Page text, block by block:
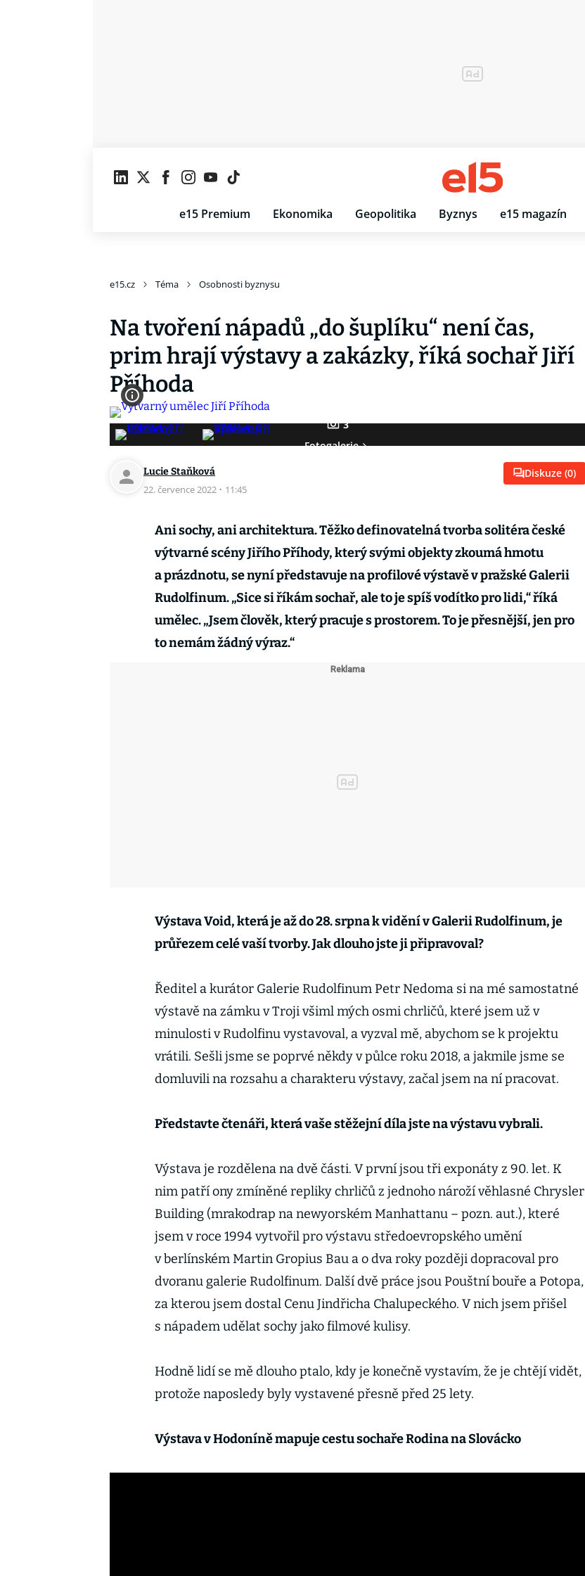
e15 Premium Ekonomika Geopolitika Byznys e15 magazín
e15.cz Téma Osobnosti byznysu
Na tvoření nápadů „do šuplíku“ není čas,
prim hrají výstavy a zakázky, říká sochař Jiří
Příhoda
3
Fotogalerie
Lucie Staňková
22. července 2022 · 11:45
Diskuze (0)
Ani sochy, ani architektura. Těžko definovatelná tvorba solitéra české
výtvarné scény Jiřího Příhody, který svými objekty zkoumá hmotu
a prázdnotu, se nyní představuje na profilové výstavě v pražské Galerii
Rudolfinum. „Sice si říkám sochař, ale to je spíš vodítko pro lidi,“ říká
umělec. „Jsem člověk, který pracuje s prostorem. To je přesnější, jen pro
to nemám žádný výraz.“
Výstava Void, která je až do 28. srpna k vidění v Galerii Rudolfinum, je
průřezem celé vaší tvorby. Jak dlouho jste ji připravoval?
Ředitel a kurátor Galerie Rudolfinum Petr Nedoma si na mé samostatné
výstavě na zámku v Troji všiml mých osmi chrličů, které jsem už v
minulosti v Rudolfinu vystavoval, a vyzval mě, abychom se k projektu
vrátili. Sešli jsme se poprvé někdy v půlce roku 2018, a jakmile jsme se
domluvili na rozsahu a charakteru výstavy, začal jsem na ní pracovat.
Představte čtenáři, která vaše stěžejní díla jste na výstavu vybrali.
Výstava je rozdělena na dvě části. V první jsou tři exponáty z 90. let. K
nim patří ony zmíněné repliky chrličů z jednoho nároží věhlasné Chrysler
Building (mrakodrap na newyorském Manhattanu – pozn. aut.), které
jsem v roce 1994 vytvořil pro výstavu středoevropského umění
v berlínském Martin Gropius Bau a o dva roky později dopracoval pro
dvoranu galerie Rudolfinum. Další dvě práce jsou Pouštní bouře a Potopa,
za kterou jsem dostal Cenu Jindřicha Chalupeckého. V nich jsem přišel
s nápadem udělat sochy jako filmové kulisy.
Hodně lidí se mě dlouho ptalo, kdy je konečně vystavím, že je chtějí vidět,
protože naposledy byly vystavené přesně před 25 lety.
Výstava v Hodoníně mapuje cestu sochaře Rodina na Slovácko